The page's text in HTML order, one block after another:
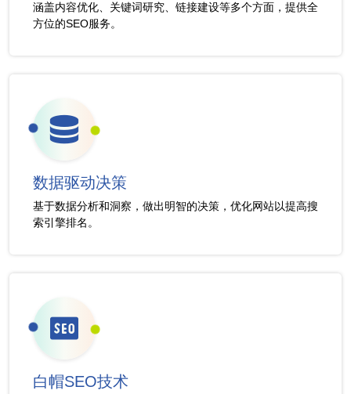
涵盖内容优化、关键词研究、链接建设等多个方面，提供全
方位的SEO服务。
数据驱动决策
基于数据分析和洞察，做出明智的决策，优化网站以提高搜
索引擎排名。
白帽SEO技术